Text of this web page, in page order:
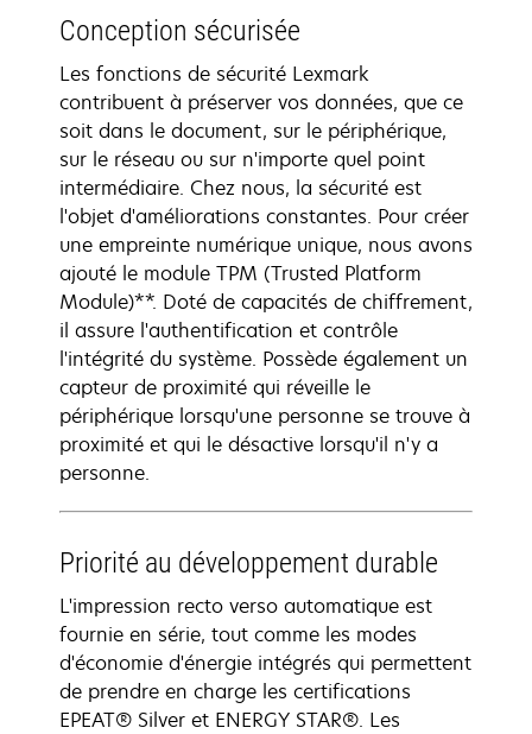
Conception sécurisée
Les fonctions de sécurité Lexmark
contribuent à préserver vos données, que ce
soit dans le document, sur le périphérique,
sur le réseau ou sur n'importe quel point
intermédiaire. Chez nous, la sécurité est
l'objet d'améliorations constantes. Pour créer
une empreinte numérique unique, nous avons
ajouté le module TPM (Trusted Platform
Module)**. Doté de capacités de chiffrement,
il assure l'authentification et contrôle
l'intégrité du système. Possède également un
capteur de proximité qui réveille le
périphérique lorsqu'une personne se trouve à
proximité et qui le désactive lorsqu'il n'y a
personne.
Priorité au développement durable
L'impression recto verso automatique est
fournie en série, tout comme les modes
d'économie d'énergie intégrés qui permettent
de prendre en charge les certifications
EPEAT® Silver et ENERGY STAR®. Les